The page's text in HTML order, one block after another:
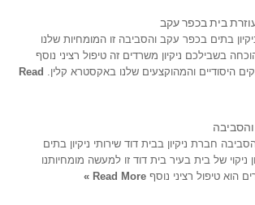
בית בכפר עקב
בתים בכפר עקב והסביבה זו המומחיות שלנו
בשבילכם ניקיון משרדים זה טיפול רציני נוסף
היסודיים והמהוקצעים שלנו באקסטרא קלין. Read
חברת ניקיון בבית דוד שירותי ניקיון בתים
של בית בעיר בית דוד זו למעשה מומחיותנו
Read More »